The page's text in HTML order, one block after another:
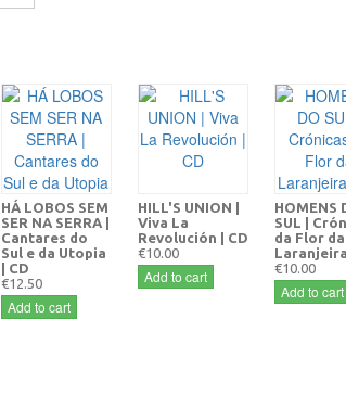
HÁ LOBOS SEM
SER NA SERRA |
Cantares do
Sul e da Utopia
| CD
€12.50
Add to cart
HILL'S UNION |
Viva La
Revolución | CD
€10.00
Add to cart
HOMENS
SUL |
da Flor da
€10.00
Add to cart